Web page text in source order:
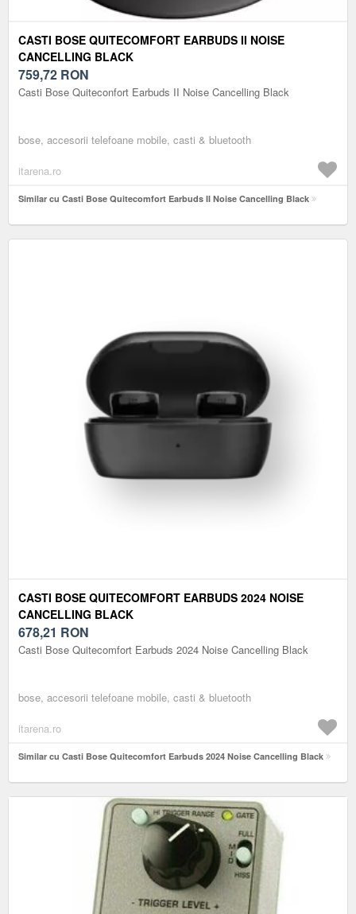
CASTI BOSE QUITECOMFORT EARBUDS II NOISE
CANCELLING BLACK
759,72 RON
Casti Bose Quiteconfort Earbuds II Noise Cancelling Black
bose, accesorii telefoane mobile, casti & bluetooth
itarena.ro
Similar cu Casti Bose Quitecomfort Earbuds II Noise Cancelling Black
CASTI BOSE QUITECOMFORT EARBUDS 2024 NOISE
CANCELLING BLACK
678,21 RON
Casti Bose Quitecomfort Earbuds 2024 Noise Cancelling Black
bose, accesorii telefoane mobile, casti & bluetooth
itarena.ro
Similar cu Casti Bose Quitecomfort Earbuds 2024 Noise Cancelling Black